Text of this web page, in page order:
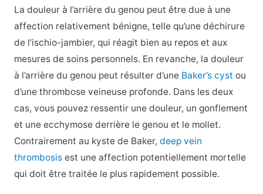
La douleur à l’arrière du genou peut être due à une
affection relativement bénigne, telle qu’une déchirure
de l’ischio-jambier, qui réagit bien au repos et aux
mesures de soins personnels. En revanche, la douleur
à l’arrière du genou peut résulter d’une Baker’s cyst ou
d’une thrombose veineuse profonde. Dans les deux
cas, vous pouvez ressentir une douleur, un gonflement
et une ecchymose derrière le genou et le mollet.
Contrairement au kyste de Baker, deep vein
thrombosisest une affection potentiellement mortelle
qui doit être traitée le plus rapidement possible.